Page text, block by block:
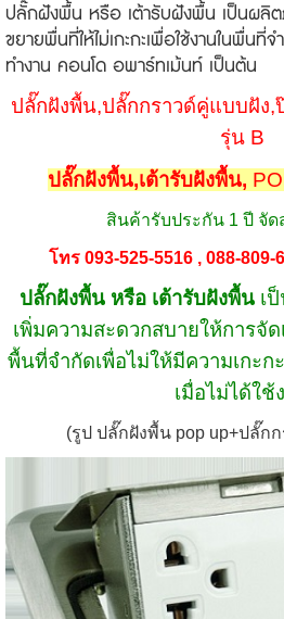
ปลั๊กฝังพื้น หรือ เต้ารับฝังพื้น เป็นผลิ
ขยายพื่นที่ให้ไม่เกะกะเพื่อใช้งานในพื่น
ทำงาน คอนโด อพาร์ทเม้นท์ เป็นต้น
ปลั๊กฝังพื้น,ปลั๊กกราวด์คู่แบบฝัง,
รุ่น B
ปลั๊กฝังพื้น,เต้ารับฝังพื้น,
สินค้ารับประกัน 1 ปี จัด
โทร 093-525-5516 , 088-809-
ปลั๊กฝังพื้น หรือ เต้ารับฝังพื้น เ
เพิ่มความสะดวกสบายให้การจั
พื้นที่จำกัดเพื่อไม่ให้มีความเกะก
เมื่อไม่ได้ใช้
(รูป ปลั๊กฝังพื้น pop up+ปลั๊ก